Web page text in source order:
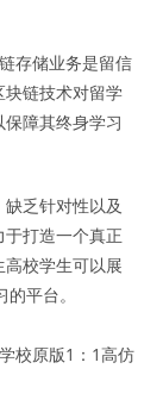
存储业务是留信
块链技术对留学
障其终身学习
乏针对性以及
打造一个真正
校学生可以展
平台。
校原版1：1高仿